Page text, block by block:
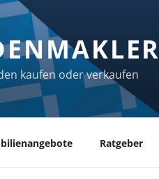
kaufen oder verkaufen
Ratgeber